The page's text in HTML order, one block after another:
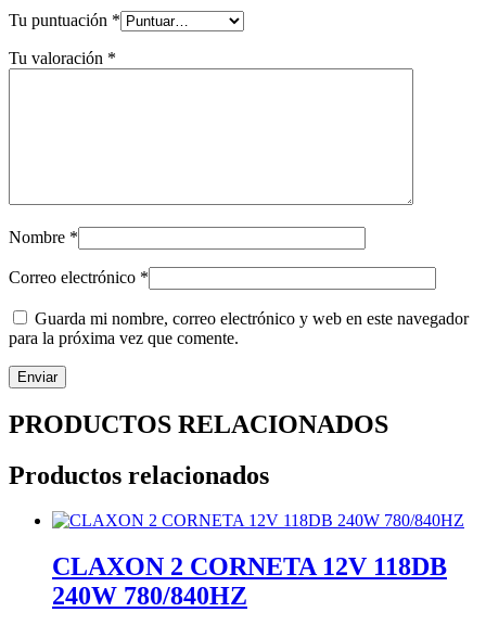
Tu puntuación *
Tu valoración *
Nombre *
Correo electrónico *
Guarda mi nombre, correo electrónico y web en este navegador
para la próxima vez que comente.
PRODUCTOS RELACIONADOS
Productos relacionados
CLAXON 2 CORNETA 12V 118DB
240W 780/840HZ